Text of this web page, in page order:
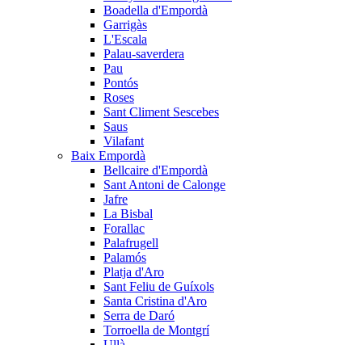
Boadella d'Empordà
Garrigàs
L'Escala
Palau-saverdera
Pau
Pontós
Roses
Sant Climent Sescebes
Saus
Vilafant
Baix Empordà
Bellcaire d'Empordà
Sant Antoni de Calonge
Jafre
La Bisbal
Forallac
Palafrugell
Palamós
Platja d'Aro
Sant Feliu de Guíxols
Santa Cristina d'Aro
Serra de Daró
Torroella de Montgrí